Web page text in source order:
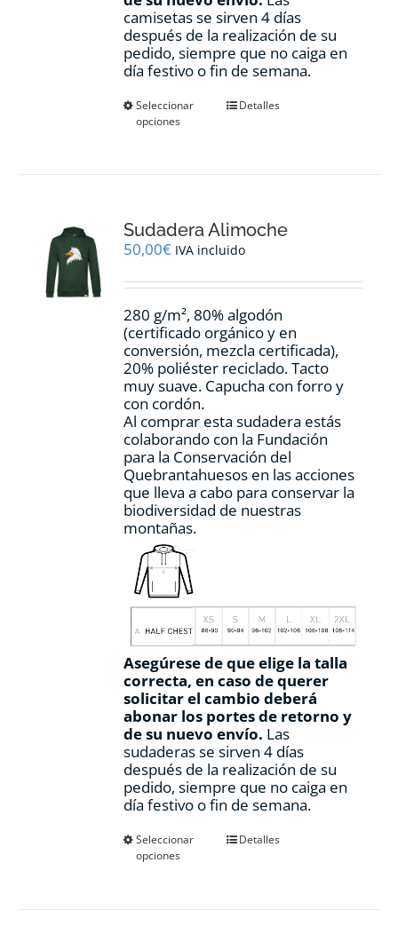
camisetas se sirven 4 días
después de la realización de su
pedido, siempre que no caiga en
día festivo o fin de semana.
Seleccionar
opciones
Este
se
pueden
en
página
de
producto
Detalles
Sudadera Alimoche
50,00€ IVA incluido
280 g/m², 80% algodón
(certificado orgánico y en
conversión, mezcla certificada),
20% poliéster reciclado. Tacto
muy suave. Capucha con forro y
con cordón.
Al comprar esta sudadera estás
colaborando con la Fundación
para la Conservación del
Quebrantahuesos en las acciones
que lleva a cabo para conservar la
biodiversidad de nuestras
montañas.
Asegúrese de que elige la talla
correcta, en caso de querer
solicitar el cambio deberá
abonar los portes de retorno y
de su nuevo envío. Las
sudaderas se sirven 4 días
después de la realización de su
pedido, siempre que no caiga en
día festivo o fin de semana.
Seleccionar
opciones
EsteDetalles